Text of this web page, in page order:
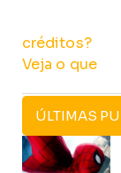
ÚLTIMAS